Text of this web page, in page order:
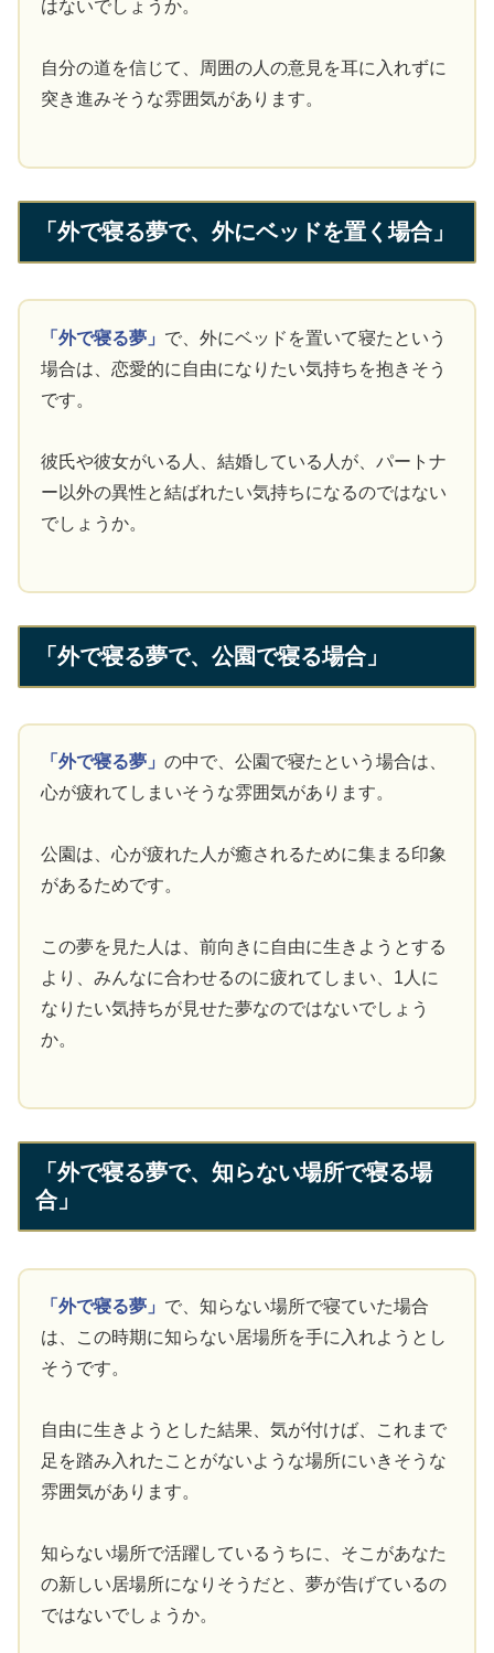
はないでしょうか。
自分の道を信じて、周囲の人の意見を耳に入れずに
突き進みそうな雰囲気があります。
「外で寝る夢で、外にベッドを置く場合」
「外で寝る夢」 で、外にベッドを置いて寝たという
場合は、恋愛的に自由になりたい気持ちを抱きそう
です。
彼氏や彼女がいる人、結婚している人が、パートナ
ー以外の異性と結ばれたい気持ちになるのではない
でしょうか。
「外で寝る夢で、公園で寝る場合」
「外で寝る夢」の中で、公園で寝たという場合は、
心が疲れてしまいそうな雰囲気があります。
公園は、心が疲れた人が癒されるために集まる印象
があるためです。
この夢を見た人は、前向きに自由に生きようとする
より、みんなに合わせるのに疲れてしまい、1人に
なりたい気持ちが見せた夢なのではないでしょう
か。
「外で寝る夢で、知らない場所で寝る場
合」
「外で寝る夢」 で、知らない場所で寝ていた場合
は、この時期に知らない居場所を手に入れようとし
そうです。
自由に生きようとした結果、気が付けば、これまで
足を踏み入れたことがないような場所にいきそうな
雰囲気があります。
知らない場所で活躍しているうちに、そこがあなた
の新しい居場所になりそうだと、夢が告げているの
ではないでしょうか。